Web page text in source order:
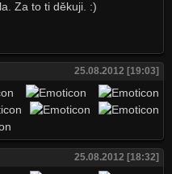
Za to ti děkuji. :)
25.08.2012 [19:03]
25.08.2012 [18:32]